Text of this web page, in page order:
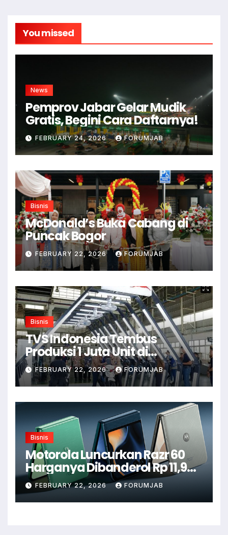
You missed
News
Pemprov Jabar Gelar Mudik
Gratis, Begini Cara Daftarnya!
FEBRUARY 24, 2026 FORUMJAB
Bisnis
McDonald’s Buka Cabang di
Puncak Bogor
FEBRUARY 22, 2026 FORUMJAB
Bisnis
TVS Indonesia Tembus
Produksi 1 Juta Unit di
Karawang
FEBRUARY 22, 2026 FORUMJAB
Bisnis
Motorola Luncurkan Razr 60
Harganya Dibanderol Rp 11,9
Juta
FEBRUARY 22, 2026 FORUMJAB